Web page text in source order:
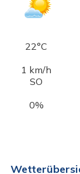
22°C
1 km/h
SO
0%